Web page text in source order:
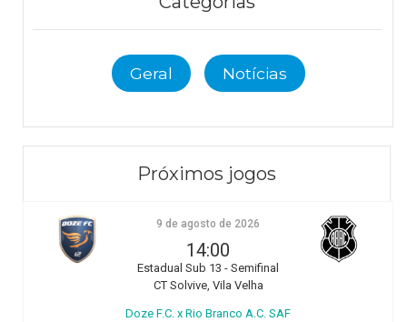
Geral Notícias
Próximos jogos
9 de agosto de 2026
14:00
Estadual Sub 13 - Semifinal
CT Solvive, Vila Velha
Doze F.C. x Rio Branco A.C. SAF